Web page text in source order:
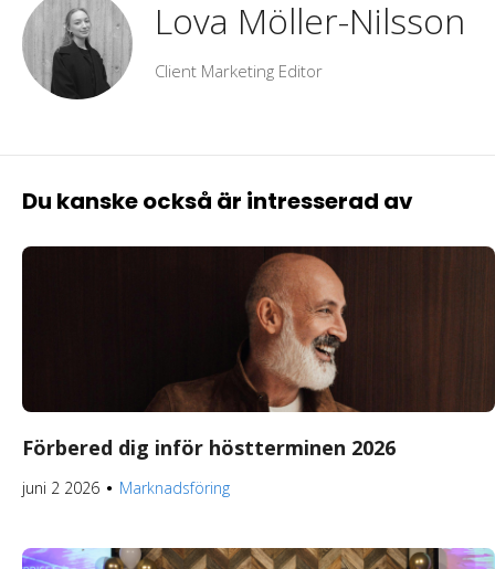
Lova Möller-Nilsson
Client Marketing Editor
Du kanske också är intresserad av
Förbered dig inför höstterminen 2026
juni 2 2026 ● Marknadsföring